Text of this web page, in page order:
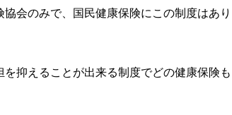
会のみで、国民健康保険にこの制度はあり
抑えることが出来る制度でどの健康保険も